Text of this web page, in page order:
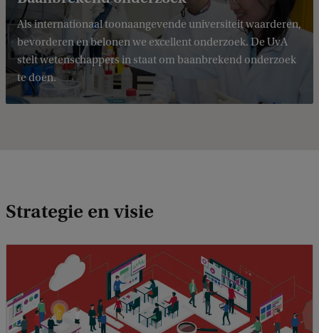
Als internationaal toonaangevende universiteit waarderen,
bevorderen en belonen we excellent onderzoek. De UvA
stelt wetenschappers in staat om baanbrekend onderzoek
te doen.
Strategie en visie